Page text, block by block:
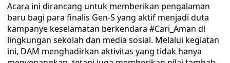
Acara ini dirancang untuk memberikan pengalaman
baru bagi para finalis Gen-S yang aktif menjadi duta
kampanye keselamatan berkendara #Cari_Aman di
lingkungan sekolah dan media sosial. Melalui kegiatan
ini, DAM menghadirkan aktivitas yang tidak hanya